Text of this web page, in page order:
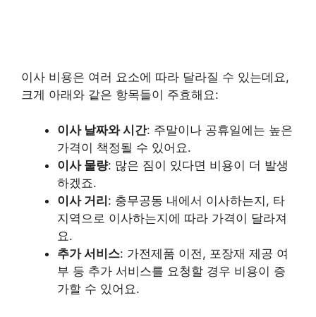
이사 비용은 여러 요소에 따라 달라질 수 있는데요,
크게 아래와 같은 항목들이 주효해요:
이사 날짜와 시간: 주말이나 공휴일에는 높은
가격이 책정될 수 있어요.
이사 물량: 많은 짐이 있다면 비용이 더 발생
하겠죠.
이사 거리 : 충무공동 내에서 이사하는지, 타
지역으로 이사하는지에 따라 가격이 달라져
요.
추가 서비스: 가전제품 이전, 포장재 제공 여
부 등 추가 서비스를 요청할 경우 비용이 증
가할 수 있어요.